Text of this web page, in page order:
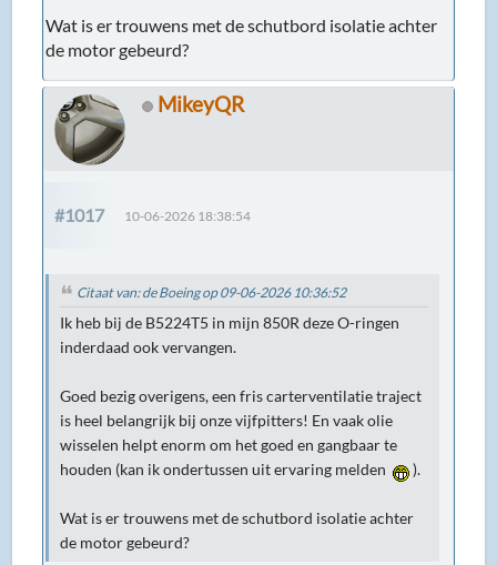
Wat is er trouwens met de schutbord isolatie achter
de motor gebeurd?
MikeyQR
#1017 10-06-2026 18:38:54
Citaat van: de Boeing op 09-06-2026 10:36:52
Ik heb bij de B5224T5 in mijn 850R deze O-ringen
inderdaad ook vervangen.
Goed bezig overigens, een fris carterventilatie traject
is heel belangrijk bij onze vijfpitters! En vaak olie
wisselen helpt enorm om het goed en gangbaar te
houden (kan ik ondertussen uit ervaring melden
).
Wat is er trouwens met de schutbord isolatie achter
de motor gebeurd?